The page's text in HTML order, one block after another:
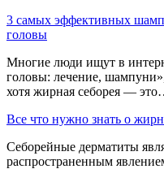
3 самых эффективных
головы
Многие люди ищут в
головы: лечение,
хотя жирная себорея —
Все что нужно знать о
Себорейные дерматиты
распространенным